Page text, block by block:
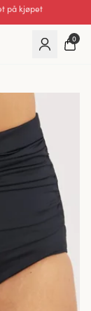
0